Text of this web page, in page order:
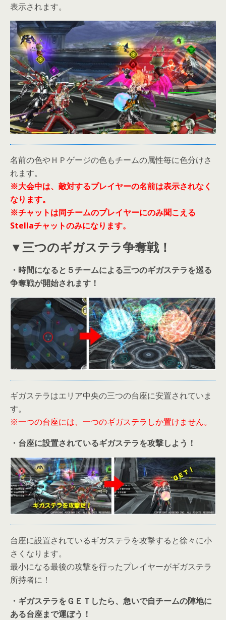
表示されます。
名前の色やＨＰゲージの色もチームの属性毎に色分けさ
れます。
※大会中は、敵対するプレイヤーの名前は表示されなく
なります。
※チャットは同チームのプレイヤーにのみ聞こえる
Stellaチャットのみになり ます。
▼三つのギガステラ争奪戦！
・時間になると５チームによる三つのギガステラを巡る
争奪戦が開始されます！
ギガステラはエリア中央の三つの台座に安置されていま
す。
※一つの台座には、一つのギガステラしか置けません。
・台座に設置されているギガステラを攻撃しよう！
台座に設置されているギガステラを攻撃すると徐々に小
さくなります。
最小になる最後の攻撃を行ったプレイヤーがギガステラ
所持者に！
・ギガステラをＧＥＴしたら、急いで自チームの陣地に
ある台座まで運ぼう！